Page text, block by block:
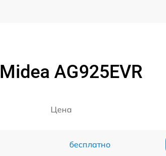
AG925EVR
Цена
бесплатно